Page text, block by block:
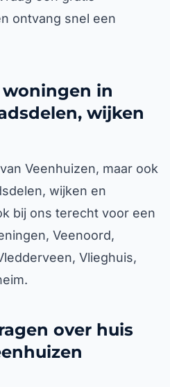
ontvang snel een
in
wijken
Veenhuizen, maar ook
wijken en
bij ons terecht voor een
Veenoord,
Vlieghuis,
over huis